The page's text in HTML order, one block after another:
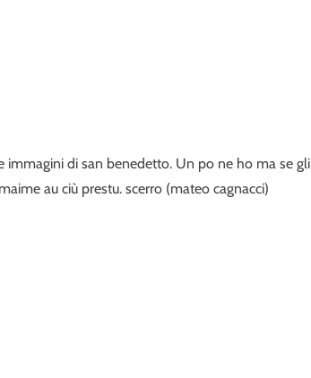
di san benedetto. Un po ne ho ma se gli
au ciù prestu. scerro (mateo cagnacci)